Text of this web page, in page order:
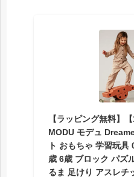
【ラッピング無料】
MODU モデュ
ト おもちゃ 学習玩
歳 6歳 ブロック パズ
るま 足けり アスレチ